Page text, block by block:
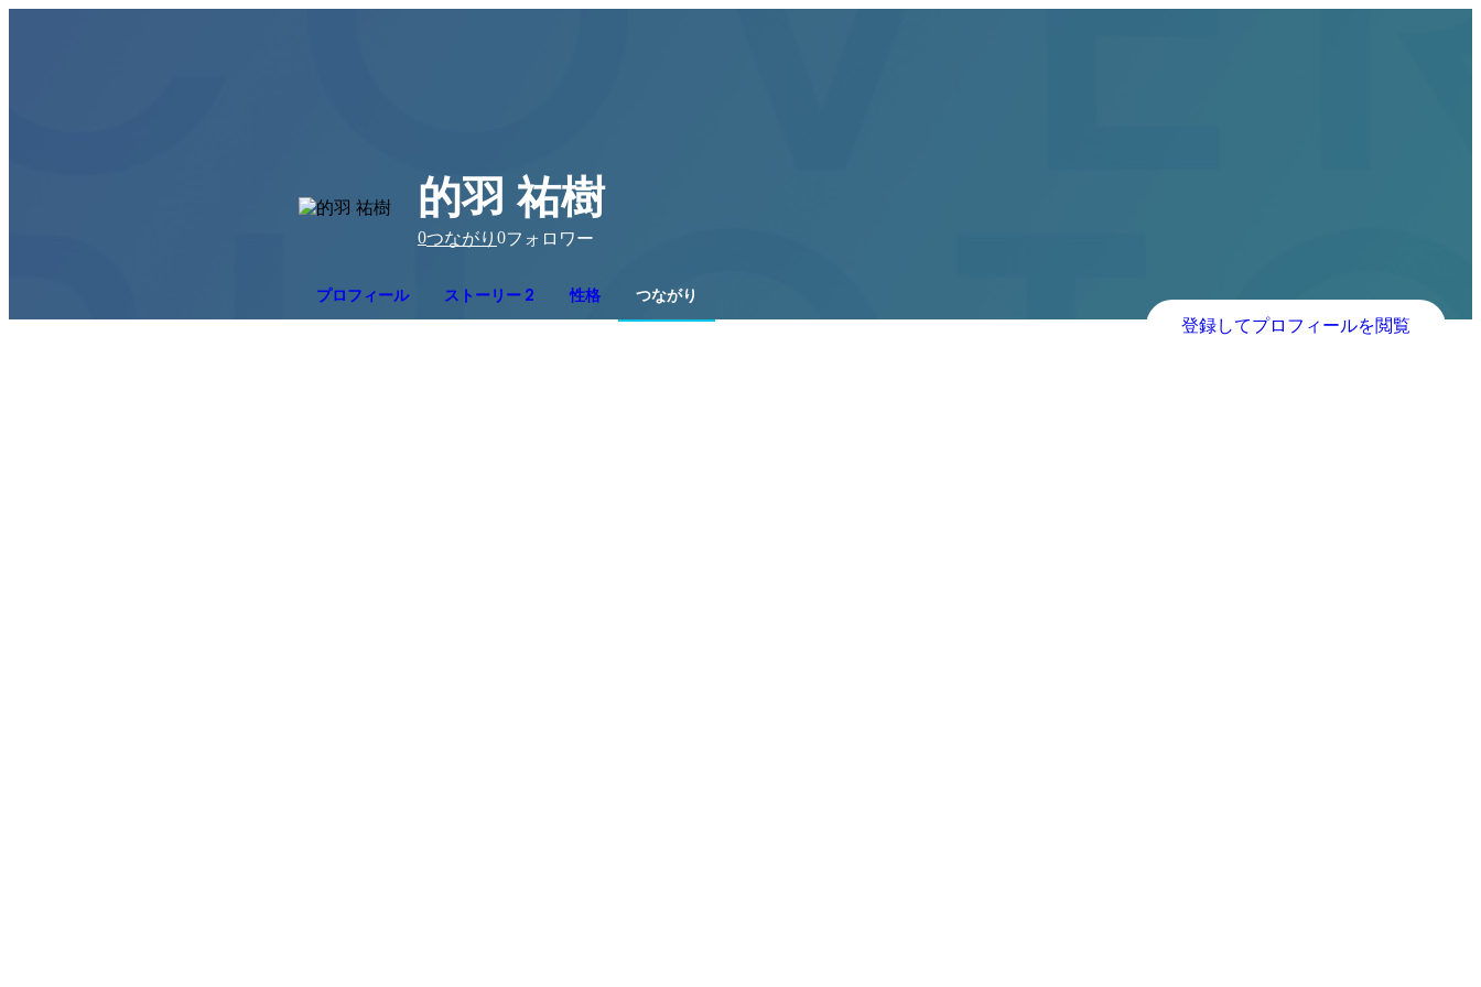
的羽 祐樹
0つながり 0フォロワー
プロフィール ストーリー 2 性格 つながり
登録してプロフィールを閲覧